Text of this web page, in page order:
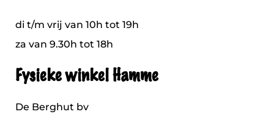
di t/m vrij van 10h tot 19h
za van 9.30h tot 18h
Fysieke winkel Hamme
De Berghut bv